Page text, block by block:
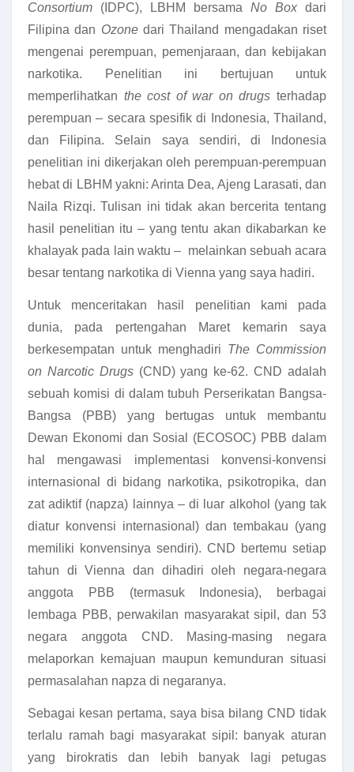
Consortium (IDPC), LBHM bersama No Box dari
Filipina dan Ozonedari Thailand mengadakan riset
mengenai perempuan, pemenjaraan, dan kebijakan
narkotika. Penelitian ini bertujuan untuk
memperlihatkan thecost ofwar on drugsterhadap
perempuan – secara spesifik di Indonesia, Thailand,
dan Filipina. Selain saya sendiri, di Indonesia
penelitian ini dikerjakan oleh perempuan-perempuan
hebat di LBHM yakni: Arinta Dea, Ajeng Larasati, dan
Naila Rizqi. Tulisan ini tidak akan bercerita tentang
hasil penelitian itu – yang tentu akan dikabarkan ke
khalayak pada lain waktu – melainkan sebuah acara
besar tentang narkotika di Vienna yang saya hadiri.
Untuk menceritakan hasil penelitian kami pada
dunia, pada pertengahan Maret kemarin saya
berkesempatan untuk menghadiri The Commission
on Narcotic Drugs (CND) yang ke-62. CND adalah
sebuah komisi di dalam tubuh Perserikatan Bangsa-
Bangsa (PBB) yang bertugas untuk membantu
Dewan Ekonomi dan Sosial (ECOSOC) PBB dalam
hal mengawasi implementasi konvensi-konvensi
internasional di bidang narkotika, psikotropika, dan
zat adiktif (napza) lainnya – di luar alkohol (yang tak
diatur konvensi internasional) dan tembakau (yang
memiliki konvensinya sendiri). CND bertemu setiap
tahun di Vienna dan dihadiri oleh negara-negara
anggota PBB (termasuk Indonesia), berbagai
lembaga PBB, perwakilan masyarakat sipil, dan 53
negara anggota CND. Masing-masing negara
melaporkan kemajuan maupun kemunduran situasi
permasalahan napza di negaranya.
Sebagai kesan pertama, saya bisa bilang CND tidak
terlalu ramah bagi masyarakat sipil: banyak aturan
yang birokratis dan lebih banyak lagi petugas